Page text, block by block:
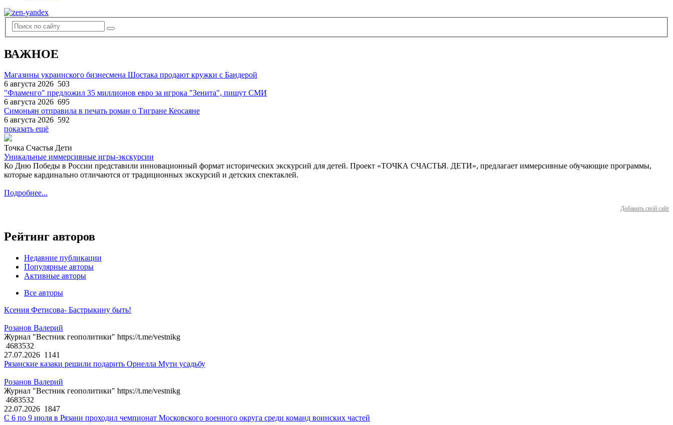
ВАЖНОЕ
Магазины украинского бизнесмена Шостака продают кружки с Бандерой
6 августа 2026 503
"Фламенго" предложил 35 миллионов евро за игрока "Зенита", пишут СМИ
6 августа 2026 695
Симоньян отправила в печать роман о Тигране Кеосаяне
6 августа 2026 592
показать ещё
Точка Счастья Дети
Уникальные иммерсивные игры-экскурсии
Ко Дню Победы в России представили инновационный формат исторических экскурсий для детей. Проект «ТОЧКА СЧАСТЬЯ. ДЕТИ», предлагает иммерсивные обучающие программы,
которые кардинально отличаются от традиционных экскурсий и детских спектаклей.
Подробнее...
Добавить свой сайт
Рейтинг авторов
Недавние публикации
Популярные авторы
Активные авторы
Все авторы
Ксения Фетисова- Бастрыкину быть!
Розанов Валерий
Журнал "Вестник геополитики" https://t.me/vestnikg
4683532
27.07.2026 1141
Рязанские казаки решили подарить Орнелла Мути усадьбу
Розанов Валерий
Журнал "Вестник геополитики" https://t.me/vestnikg
4683532
22.07.2026 1847
С 6 по 9 июля в Рязани проходил чемпионат Московского военного округа среди команд воинских частей